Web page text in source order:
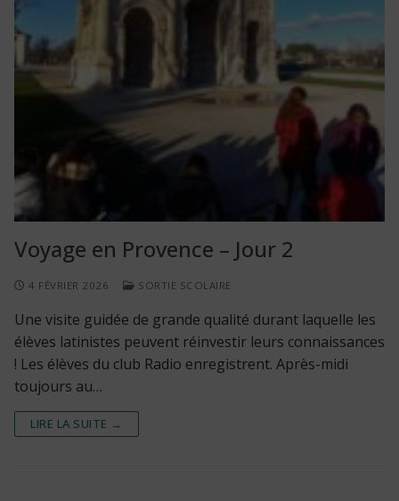
Voyage en Provence – Jour 2
4 FÉVRIER 2026 SORTIE SCOLAIRE
Une visite guidée de grande qualité durant laquelle les
élèves latinistes peuvent réinvestir leurs connaissances
! Les élèves du club Radio enregistrent. Après-midi
toujours au…
LIRE LA SUITE →